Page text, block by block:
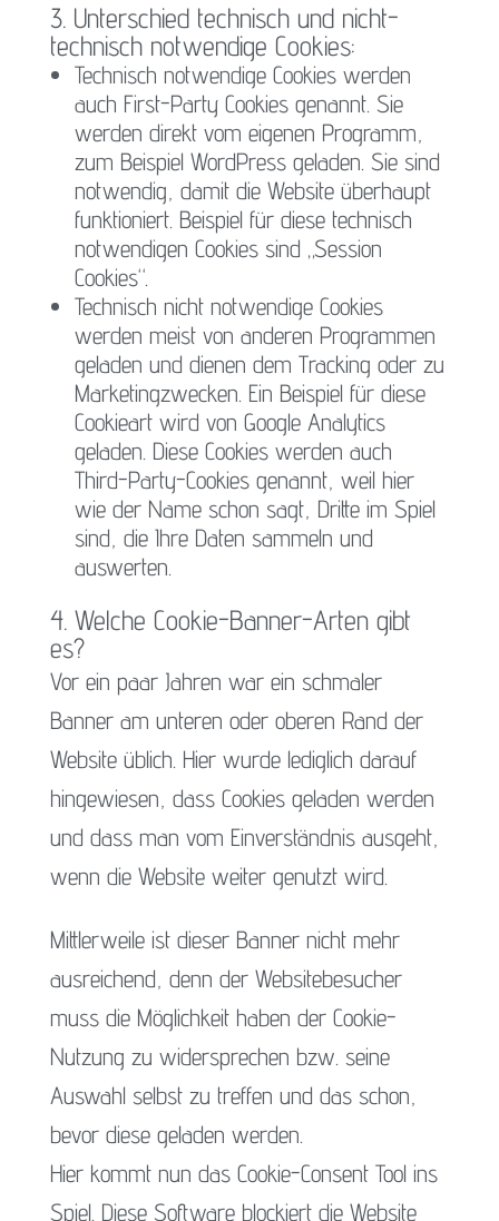
3. Unterschied technisch und nicht-
technisch notwendige Cookies:
Technisch notwendige Cookies werden
auch First-Party Cookies genannt. Sie
werden direkt vom eigenen Programm,
zum Beispiel WordPress geladen. Sie sind
notwendig, damit die Website überhaupt
funktioniert. Beispiel für diese technisch
notwendigen Cookies sind „Session
Cookies“.
Technisch nicht notwendige Cookies
werden meist von anderen Programmen
geladen und dienen dem Tracking oder zu
Marketingzwecken. Ein Beispiel für diese
Cookieart wird von Google Analytics
geladen. Diese Cookies werden auch
Third-Party-Cookies genannt, weil hier
wie der Name schon sagt, Dritte im Spiel
sind, die Ihre Daten sammeln und
auswerten.
4. Welche Cookie-Banner-Arten gibt
es?
Vor ein paar Jahren war ein schmaler
Banner am unteren oder oberen Rand der
Website üblich. Hier wurde lediglich darauf
hingewiesen, dass Cookies geladen werden
und dass man vom Einverständnis ausgeht,
wenn die Website weiter genutzt wird.
Mittlerweile ist dieser Banner nicht mehr
ausreichend, denn der Websitebesucher
muss die Möglichkeit haben der Cookie-
Nutzung zu widersprechen bzw. seine
Auswahl selbst zu treffen und das schon,
bevor diese geladen werden.
Hier kommt nun das Cookie-Consent Tool ins
Spiel. Diese Software blockiert die Website